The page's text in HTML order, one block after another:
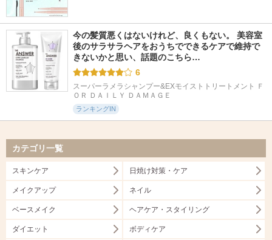
今の髪質悪くはないけれど、良くもない。 美容室
後のサラサラヘアをおうちでできるケアで維持で
きないかと思い、話題のこちら…
6
スーパーラメラシャンプー&EXモイストトリートメント Ｆ
ＯＲ ＤＡＩＬＹ ＤＡＭＡＧＥ
ランキングIN
カテゴリ一覧
スキンケア 日焼け対策・ケア
メイクアップ ネイル
ベースメイク ヘアケア・スタイリング
ダイエット ボディケア